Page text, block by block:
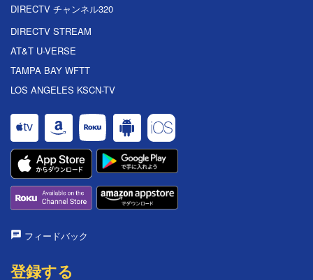
DIRECTV チャンネル320
DIRECTV STREAM
AT&T U-VERSE
TAMPA BAY WFTT
LOS ANGELES KSCN-TV
フィードバック
登録する